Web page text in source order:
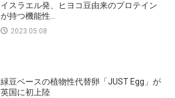
イスラエル発、ヒヨコ豆由来のプロテイン
が持つ機能性...
2023.05.08
緑豆ベースの植物性代替卵「JUST Egg」が
英国に初上陸